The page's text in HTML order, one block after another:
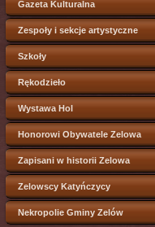
Gazeta Kulturalna
Zespoły i sekcje artystyczne
Szkoły
Rękodzieło
Wystawa Hol
Honorowi Obywatele Zelowa
Zapisani w historii Zelowa
Zelowscy Katyńczycy
Nekropolie Gminy Zelów